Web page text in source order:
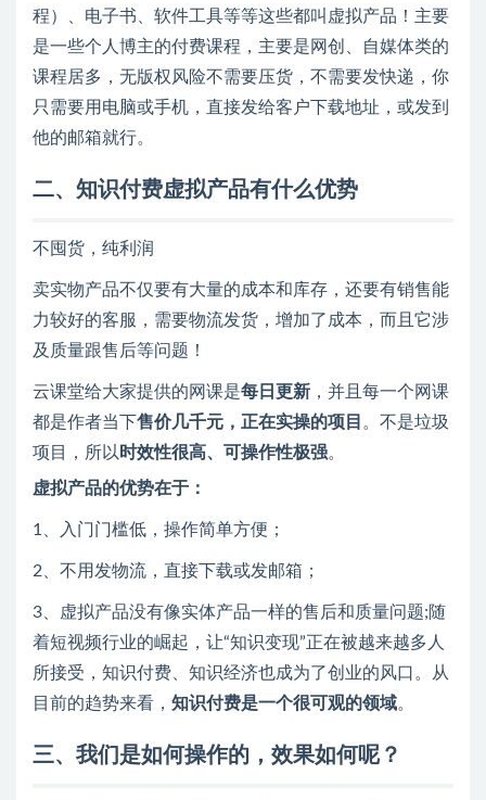
程）、电子书、软件工具等等这些都叫虚拟产品！主要
是一些个人博主的付费课程，主要是网创、自媒体类的
课程居多，无版权风险不需要压货，不需要发快递，你
只需要用电脑或手机，直接发给客户下载地址，或发到
他的邮箱就行。
二、知识付费虚拟产品有什么优势
不囤货，纯利润
卖实物产品不仅要有大量的成本和库存，还要有销售能
力较好的客服，需要物流发货，增加了成本，而且它涉
及质量跟售后等问题！
云课堂给大家提供的网课是每日更新 ，并且每一个网课
都是作者当下售价几千元，正在实操的项目 。不是垃圾
项目，所以 时效性很高、可操作性极强。
虚拟产品的优势在于：
1、入门门槛低，操作简单方便；
2、不用发物流，直接下载或发邮箱；
3、虚拟产品没有像实体产品一样的售后和质量问题;随
着短视频行业的崛起，让“知识变现”正在被越来越多人
所接受，知识付费、知识经济也成为了创业的风口。从
目前的趋势来看， 知识付费是一个很可观的领域。
三、我们是如何操作的，效果如何呢？